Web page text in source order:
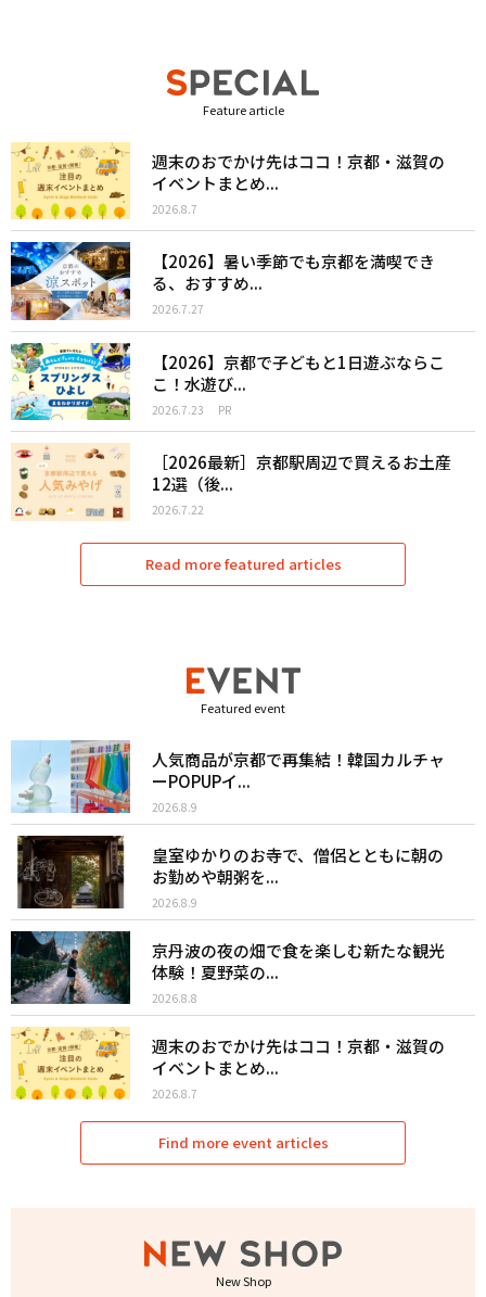
Feature article
週末のおでかけ先はココ！京都・滋賀の
イベントまとめ...
2026.8.7
【2026】暑い季節でも京都を満喫でき
る、おすすめ...
2026.7.27
【2026】京都で子どもと1日遊ぶならこ
こ！水遊び...
2026.7.23 PR
［2026最新］京都駅周辺で買えるお土産
12選（後...
2026.7.22
Read more featured articles
Featured event
人気商品が京都で再集結！韓国カルチャ
ーPOPUPイ...
2026.8.9
皇室ゆかりのお寺で、僧侶とともに朝の
お勤めや朝粥を...
2026.8.9
京丹波の夜の畑で食を楽しむ新たな観光
体験！夏野菜の...
2026.8.8
週末のおでかけ先はココ！京都・滋賀の
イベントまとめ...
2026.8.7
Find more event articles
New Shop